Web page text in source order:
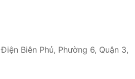
Điện Biên Phủ, Phường 6, Quận 3,